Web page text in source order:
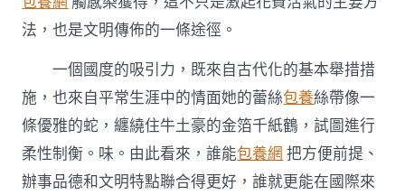
法，也是文明傳佈的一條途徑。
一個國度的吸引力，既來自古代化的基本舉措措
施，也來自平常生涯中的情面她的蕾絲包養絲帶像一
條優雅的蛇，纏繞住牛土豪的金箔千紙鶴，試圖進行
柔性制衡。味。由此看來，誰能包養網 把方便前提、
辦事品德和文明特點聯合得更好，誰就更能在國際來